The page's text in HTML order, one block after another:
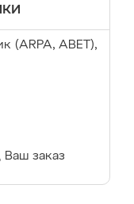
(ARPA, ABET),
заказ